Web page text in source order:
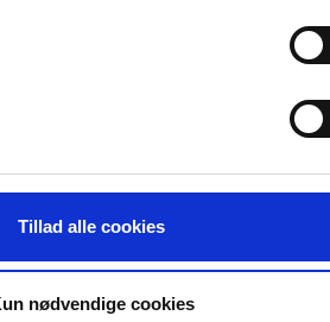
'Vis detaljer' nedenfor kan du se
vores hjemmeside benytter.
cookies, så giver du samtykke til de
med de pågældende cookies. Du har
tid er det ligeledes muligt, at
måtte ønske det.
Tillad alle cookies
nødvendige cookies